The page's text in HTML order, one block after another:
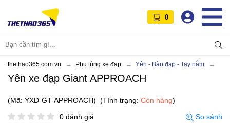
0
thethao365.com.vn Phụ tùng xe đạp Yên - Bàn đạp - Tay nắm
Yên xe đạp Giant APPROACH
(Mã: YXD-GT-APPROACH) (Tình trạng: Còn hàng)
0 đánh giá
So sánh